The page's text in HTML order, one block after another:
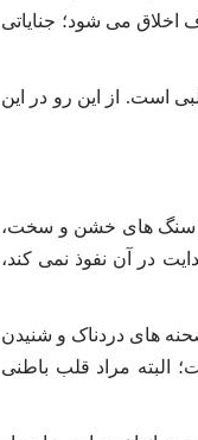
اخلاق می شود؛ جنایاتی
است. از این رو در این
سنگ ‌های خشن و سخت،
در آن نفوذ نمى ‏کند،
های دردناک و شنیدن
البته مراد قلب باطنی